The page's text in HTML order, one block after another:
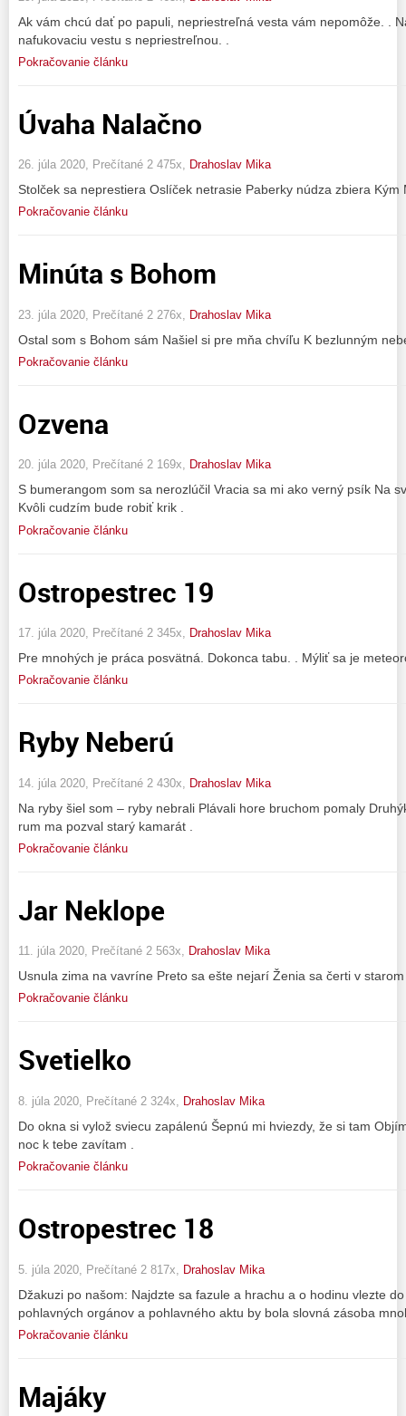
Ak vám chcú dať po papuli, nepriestreľná vesta vám nepomôže. .
nafukovaciu vestu s nepriestreľnou. .
Pokračovanie článku
Úvaha Nalačno
26. júla 2020, Prečítané 2 475x, Drahoslav Mika
Stolček sa neprestiera Oslíček netrasie Paberky núdza zbiera Kým
Pokračovanie článku
Minúta s Bohom
23. júla 2020, Prečítané 2 276x, Drahoslav Mika
Ostal som s Bohom sám Našiel si pre mňa chvíľu K bezlunným
Pokračovanie článku
Ozvena
20. júla 2020, Prečítané 2 169x, Drahoslav Mika
S bumerangom som sa nerozlúčil Vracia sa mi ako verný psík Na
Kvôli cudzím bude robiť krik .
Pokračovanie článku
Ostropestrec 19
17. júla 2020, Prečítané 2 345x, Drahoslav Mika
Pre mnohých je práca posvätná. Dokonca tabu. . Mýliť sa je
Pokračovanie článku
Ryby Neberú
14. júla 2020, Prečítané 2 430x, Drahoslav Mika
Na ryby šiel som – ryby nebrali Plávali hore bruchom pomaly
rum ma pozval starý kamarát .
Pokračovanie článku
Jar Neklope
11. júla 2020, Prečítané 2 563x, Drahoslav Mika
Usnula zima na vavríne Preto sa ešte nejarí Ženia sa čerti v
Pokračovanie článku
Svetielko
8. júla 2020, Prečítané 2 324x, Drahoslav Mika
Do okna si vylož sviecu zapálenú Šepnú mi hviezdy, že si tam
noc k tebe zavítam .
Pokračovanie článku
Ostropestrec 18
5. júla 2020, Prečítané 2 817x, Drahoslav Mika
Džakuzi po našom: Najdzte sa fazule a hrachu a o hodinu vlezte
pohlavných orgánov a pohlavného aktu by bola slovná zásoba
Pokračovanie článku
Majáky